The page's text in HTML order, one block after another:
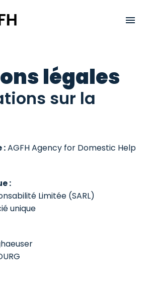
à Domicile page carrière
légales
sur la
: AGFH Agency for Domestic Help
:
Limitée (SARL)
unique